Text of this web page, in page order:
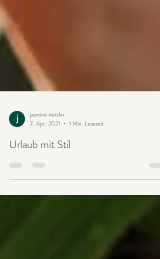
jasmine wettler
7. Apr. 2021
1 Min. Lesezeit
Urlaub mit Stil